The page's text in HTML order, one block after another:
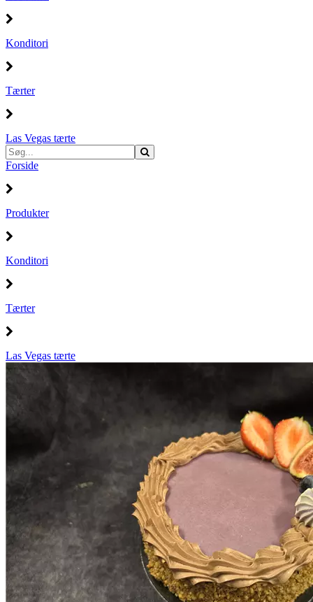
Konditori
Tærter
Las Vegas tærte
Forside
Produkter
Konditori
Tærter
Las Vegas tærte